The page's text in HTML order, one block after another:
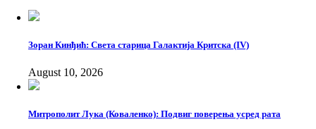
Зоран Кинђић: Света старица Галактија Критска (IV)
August 10, 2026
Митрополит Лука (Коваленко): Подвиг поверења усред рата